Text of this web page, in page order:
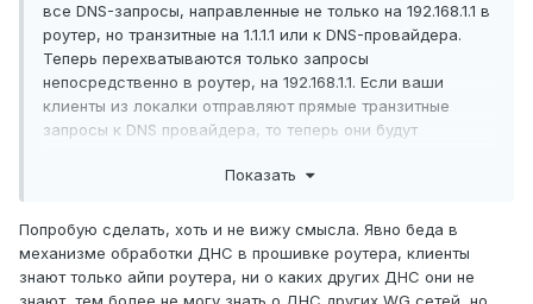
все DNS-запросы, направленные не только на 192.168.1.1 в
роутер, но транзитные на 1.1.1.1 или к DNS-провайдера.
Теперь перехватываются только запросы
непосредственно в роутер, на 192.168.1.1. Если ваши
клиенты из локалки отправляют прямые транзитные
запросы к DNS провайдера, то теперь они будут
самом деле идут запросы - можете сделать это через
Показать
Попробую сделать, хоть и не вижу смысла. Явно беда в
механизме обработки ДНС в прошивке роутера, клиенты
знают только айпи роутера, ни о каких других ДНС они не